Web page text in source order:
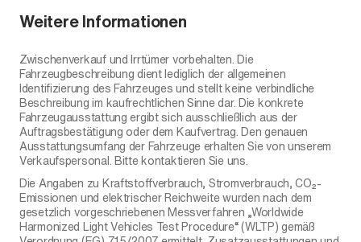
Weitere Informationen
Zwischenverkauf und Irrtümer vorbehalten. Die
Fahrzeugbeschreibung dient lediglich der allgemeinen
Identifizierung des Fahrzeuges und stellt keine verbindliche
Beschreibung im kaufrechtlichen Sinne dar. Die konkrete
Fahrzeugausstattung ergibt sich ausschließlich aus der
Auftragsbestätigung oder dem Kaufvertrag. Den genauen
Ausstattungsumfang der Fahrzeuge erhalten Sie von unserem
Verkaufspersonal. Bitte kontaktieren Sie uns.
Die Angaben zu Kraftstoffverbrauch, Stromverbrauch, CO₂-
Emissionen und elektrischer Reichweite wurden nach dem
gesetzlich vorgeschriebenen Messverfahren „Worldwide
Harmonized Light Vehicles Test Procedure“ (WLTP) gemäß